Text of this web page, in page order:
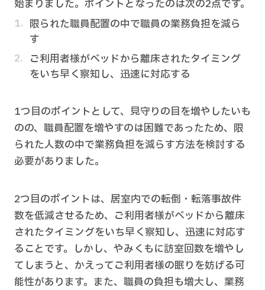
始まりました。ポイントとなったのは次の2点です。
限られた職員配置の中で職員の業務負担を減ら
す
ご利用者様がベッドから離床されたタイミング
をいち早く察知し、迅速に対応する
1つ目のポイントとして、見守りの目を増やしたいも
のの、職員配置を増やすのは困難であったため、限
られた人数の中で業務負担を減らす方法を検討する
必要がありました。
2つ目のポイントは、居室内での転倒・転落事故件
数を低減させるため、ご利用者様がベッドから離床
されたタイミングをいち早く察知し、迅速に対応す
ることです。しかし、やみくもに訪室回数を増やし
てしまうと、かえってご利用者様の眠りを妨げる可
能性があります。また、職員の負担も増大し、業務